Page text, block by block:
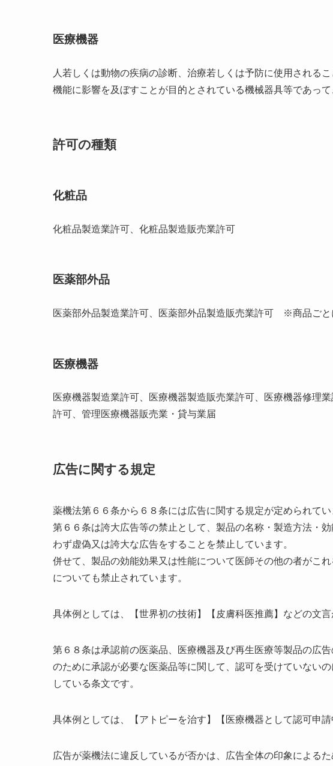
医療機器
人若しくは動物の疾病の診断、治療若しくは予防に使用される
機能に影響を及ぼすことが目的とされている機械器具等であって
許可の種類
化粧品
化粧品製造業許可、化粧品製造販売業許可
医薬部外品
医薬部外品製造業許可、医薬部外品製造販売業許可 ※商品ごと
医療機器
医療機器製造業許可、医療機器製造販売業許可、医療機器修理
許可、管理医療機器販売業・貸与業届
広告に関する規定
薬機法第６６条から６８条には広告に関する規定が定められてい
第６６条は誇大広告等の禁止として、製品の名称・製造方法・
わず虚偽又は誇大な広告をすることを禁止しています。
併せて、製品の効能効果又は性能について医師その他の者がこ
についても禁止されています。
具体例としては、【世界初の技術】【皮膚科医推薦】などの文言
第６８条は承認前の医薬品、医療機器及び再生医療等製品の広
のために承認が必要な医薬品等に関して、認可を受けていない
している条文です。
具体例としては、【アトピーを治す】【医療機器として認可申請
広告が薬機法に違反しているが否かは、広告全体の印象による